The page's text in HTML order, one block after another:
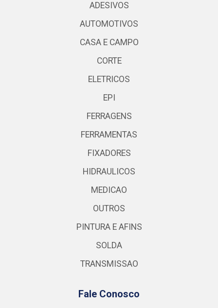
ADESIVOS
AUTOMOTIVOS
CASA E CAMPO
CORTE
ELETRICOS
EPI
FERRAGENS
FERRAMENTAS
FIXADORES
HIDRAULICOS
MEDICAO
OUTROS
PINTURA E AFINS
SOLDA
TRANSMISSAO
Fale Conosco